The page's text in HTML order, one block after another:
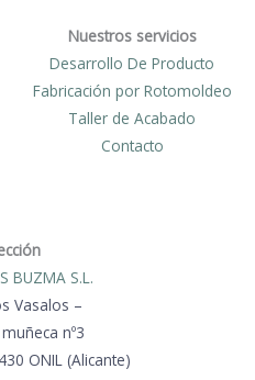
Nuestros servicios
Desarrollo De Producto
Fabricación por Rotomoldeo
Taller de Acabado
Contacto
BUZMA S.L.
Vasalos –
nº3
ONIL (Alicante)